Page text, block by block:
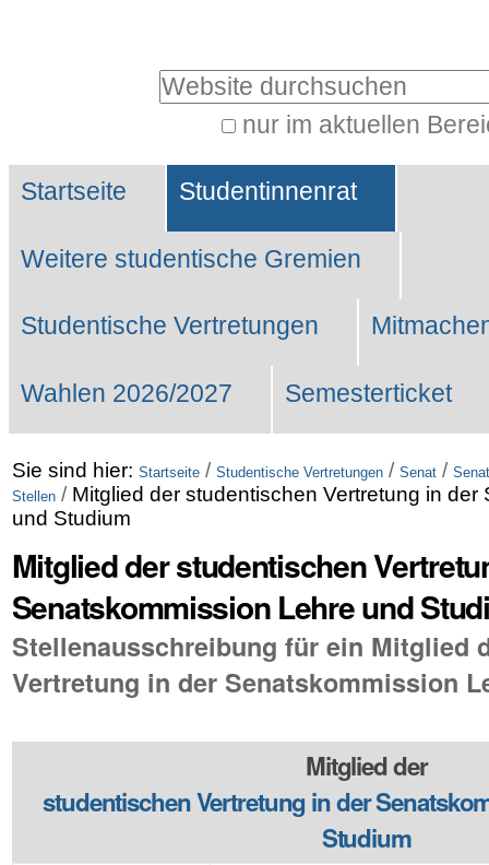
Website durchsuchen
nur im aktuellen
Suche…
Sektionen
Startseite Studentinnenrat
Weitere studentische Gremien
Studentische Vertretungen
Wahlen 2026/2027 Semesterticket
Sie sind hier: Startseite / Studentische Vertretungen / Senat /
Stellen / Mitglied der studentischen Vertretung in
und Studium
Mitglied der studentischen
Senatskommission Lehre und
Stellenausschreibung für ein Mitglied
Vertretung in der Senatskommission
Mitglied der
studentischen Vertretung in der
Studium